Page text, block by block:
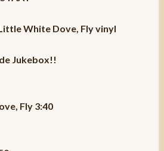
White Dove, Fly vinyl
Jukebox!!
Fly 3:40